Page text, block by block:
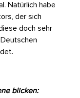
Natürlich habe
der sich
doch sehr
blicken: